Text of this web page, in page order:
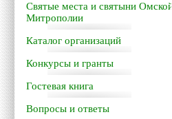
Святые места и святыни Омской
Митрополии
Каталог организаций
Конкурсы и гранты
Гостевая книга
Вопросы и ответы